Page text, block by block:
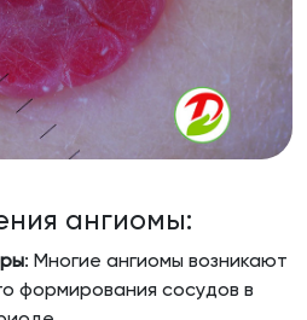
ангиомы:
: Многие ангиомы возникают
формирования сосудов в